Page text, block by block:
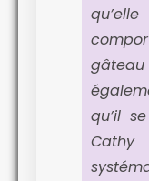
qu’il